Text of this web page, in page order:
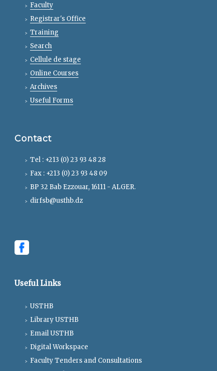
Faculty
Registrar's Office
Training
Search
Cellule de stage
Online Courses
Archives
Useful Forms
Contact
Tel : +213 (0) 23 93 48 28
Fax : +213 (0) 23 93 48 09
BP 32 Bab Ezzouar, 16111 - ALGER.
dirfsb@usthb.dz
Useful Links
USTHB
Library USTHB
Email USTHB
Digital Workspace
Faculty Tenders and Consultations